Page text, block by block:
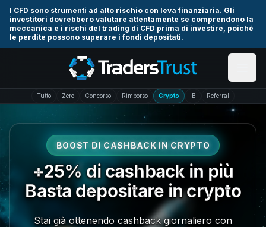
I CFD sono strumenti ad alto rischio con leva finanziaria. Gli
investitori dovrebbero valutare attentamente se comprendono la
meccanica e i rischi del trading di CFD prima di investire, poiché
le perdite possono superare i fondi depositati.
Skip to main content
Tutto Zero Concorso Rimborso Crypto IB Referral
BOOST DI CASHBACK IN CRYPTO
+25% di cashback in più
Basta depositare in crypto
Stai già ottenendo cashback giornaliero con